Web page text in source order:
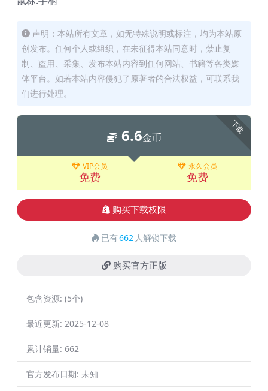
声明：本站所有文章，如无特殊说明或标注，均为本站原
创发布。任何个人或组织，在未征得本站同意时，禁止复
制、盗用、采集、发布本站内容到任何网站、书籍等各类媒
体平台。如若本站内容侵犯了原著者的合法权益，可联系我
们进行处理。
下载
6.6金币
VIP会员
免费
永久会员
免费
购买下载权限
已有662 人解锁下载
购买官方正版
包含资源: (5个)
最近更新: 2025-12-08
累计销量: 662
官方发布日期: 未知